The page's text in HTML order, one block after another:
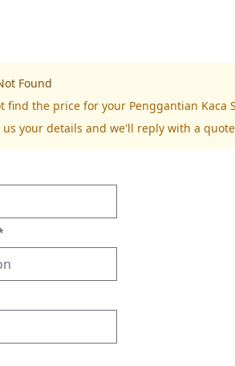
Found
find the price for your Penggantian
us your details and we'll reply with a